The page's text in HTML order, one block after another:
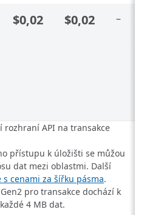
$0,02 $0,02 –
API na transakce
přístupu k úložišti se můžou
dat mezi oblastmi. Další
s cenami za šířku pásma.
pro transakce dochází k
4 MB dat.